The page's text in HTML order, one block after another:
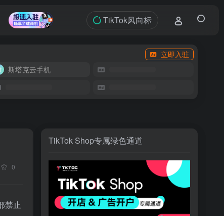
TikTok风向标
立即入驻
斯塔克云手机
0
禁止
TikTok Shop专属绿色通道